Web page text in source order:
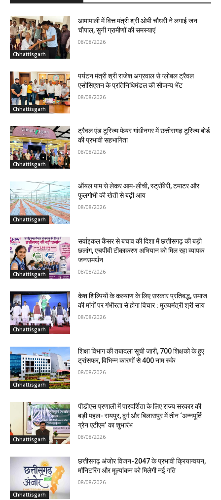
Chhattisgarh
आमापाली में वित्त मंत्री श्री ओपी चौधरी ने लगाई जन
चौपाल, सुनी ग्रामीणों की समस्याएं
08/08/2026
Chhattisgarh
पर्यटन मंत्री श्री राजेश अग्रवाल से ग्लोबल ट्रैवल
एसोसिएशन के प्रतिनिधिमंडल की सौजन्य भेंट
08/08/2026
Chhattisgarh
ट्रैवल एंड टूरिज्म फेयर गांधीनगर में छत्तीसगढ़ टूरिज्म बोर्ड
की प्रभावी सहभागिता
08/08/2026
Chhattisgarh
ऑयल पाम से लेकर आम-लीची, स्ट्रॉबेरी, टमाटर और
फूलगोभी की खेती से बढ़ी आय
08/08/2026
Chhattisgarh
सर्वाइकल कैंसर से बचाव की दिशा में छत्तीसगढ़ की बड़ी
छलांग, एचपीवी टीकाकरण अभियान को मिल रहा व्यापक
जनसमर्थन
08/08/2026
Chhattisgarh
केश शिल्पियों के कल्याण के लिए सरकार प्रतिबद्ध, समाज
की मांगों पर गंभीरता से होगा विचार : मुख्यमंत्री श्री साय
08/08/2026
Chhattisgarh
शिक्षा विभाग की तबादला सूची जारी, 700 शिक्षको के हुए
ट्रांसफर, विभिन्न कारणों से 400 नाम रुके
08/08/2026
Chhattisgarh
पीडीएस प्रणाली में पारदर्शिता के लिए राज्य सरकार की
बड़ी पहल- रायपुर, दुर्ग और बिलासपुर में तीन ‘अन्नपूर्ति
ग्रेन एटीएम‘ का शुभारंभ
08/08/2026
Chhattisgarh
छत्तीसगढ़ अंजोर विजन-2047 के प्रभावी क्रियान्वयन,
मॉनिटरिंग और मूल्यांकन को मिलेगी नई गति
08/08/2026